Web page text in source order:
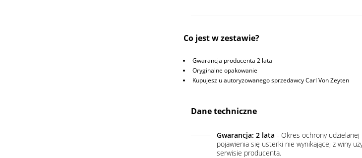
Co jest w zestawie?
Gwarancja producenta 2 lata
Oryginalne opakowanie
Kupujesz u autoryzowanego sprzedawcy Carl Von Zeyten
Dane techniczne
Gwarancja: 2 lata - Okres ochrony udzielanej
pojawienia się usterki nie wynikającej z winy
serwisie producenta.